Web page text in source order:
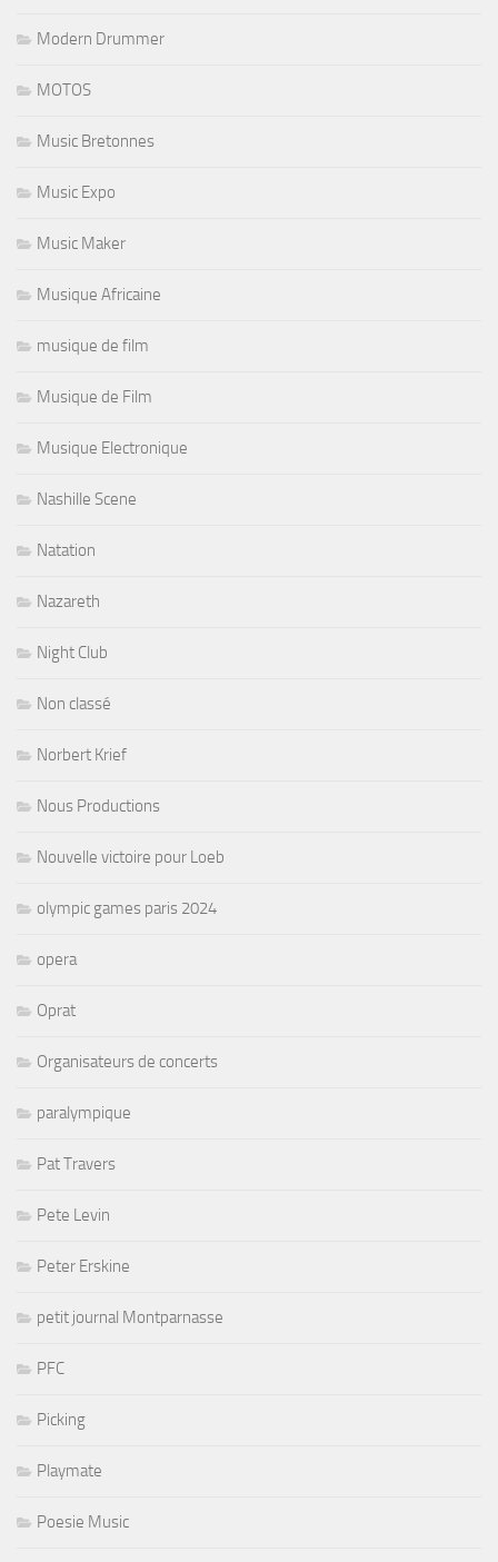
Modern Drummer
MOTOS
Music Bretonnes
Music Expo
Music Maker
Musique Africaine
musique de film
Musique de Film
Musique Electronique
Nashille Scene
Natation
Nazareth
Night Club
Non classé
Norbert Krief
Nous Productions
Nouvelle victoire pour Loeb
olympic games paris 2024
opera
Oprat
Organisateurs de concerts
paralympique
Pat Travers
Pete Levin
Peter Erskine
petit journal Montparnasse
PFC
Picking
Playmate
Poesie Music